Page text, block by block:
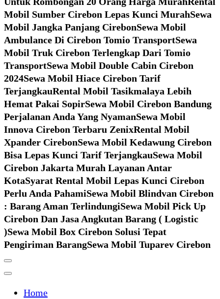
Mobil Sumber Cirebon Lepas Kunci MurahSewa
Mobil Jangka Panjang CirebonSewa Mobil
Ambulance Di Cirebon Tomio TransportSewa
Mobil Truk Cirebon Terlengkap Dari Tomio
TransportSewa Mobil Double Cabin Cirebon
2024Sewa Mobil Hiace Cirebon Tarif
TerjangkauRental Mobil Tasikmalaya Lebih
Hemat Pakai SopirSewa Mobil Cirebon Bandung
Perjalanan Anda Yang NyamanSewa Mobil
Innova Cirebon Terbaru ZenixRental Mobil
Xpander CirebonSewa Mobil Kedawung Cirebon
Bisa Lepas Kunci Tarif TerjangkauSewa Mobil
Cirebon Jakarta Murah Layanan Antar
KotaSyarat Rental Mobil Lepas Kunci Cirebon
Perlu Anda PahamiSewa Mobil Blindvan Cirebon
: Barang Aman TerlindungiSewa Mobil Pick Up
Cirebon Dan Jasa Angkutan Barang ( Logistic
)Sewa Mobil Box Cirebon Solusi Tepat
Pengiriman BarangSewa Mobil Tuparev Cirebon
Home